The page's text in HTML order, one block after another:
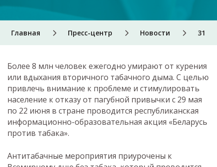
Главная Пресс-центр Новости 31
Более 8 млн человек ежегодно умирают от курения
или вдыхания вторичного табачного дыма. С целью
привлечь внимание к проблеме и стимулировать
население к отказу от пагубной привычки с 29 мая
по 22 июня в стране проводится республиканская
информационно-образовательная акция «Беларусь
против табака».
Антитабачные мероприятия приурочены к